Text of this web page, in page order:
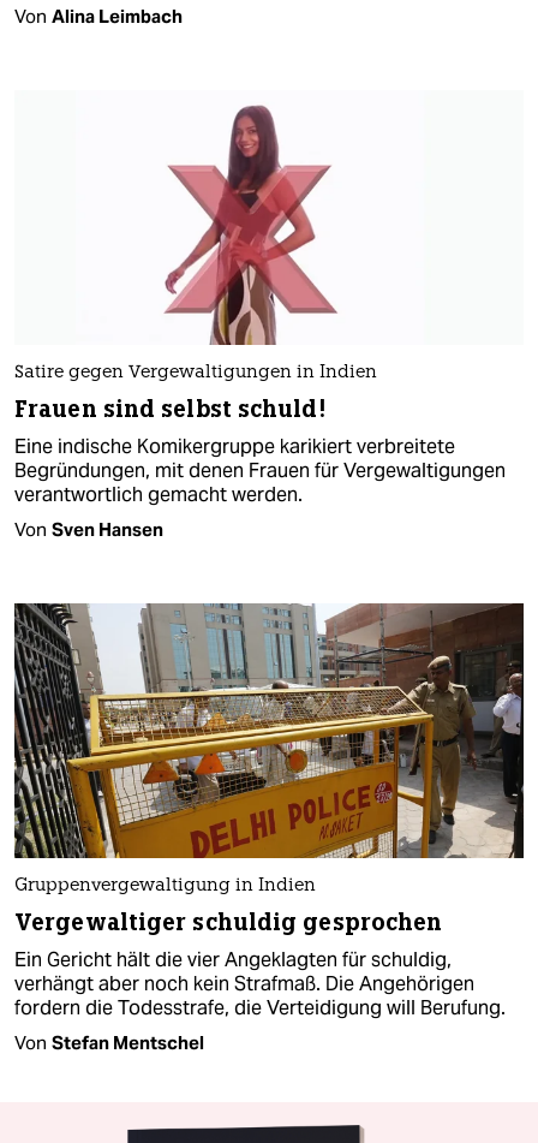
Von Alina Leimbach
Satire gegen Vergewaltigungen in Indien
Frauen sind selbst schuld!
Eine indische Komikergruppe karikiert verbreitete
Begründungen, mit denen Frauen für Vergewaltigungen
verantwortlich gemacht werden.
Von Sven Hansen
Gruppenvergewaltigung in Indien
Vergewaltiger schuldig gesprochen
Ein Gericht hält die vier Angeklagten für schuldig,
verhängt aber noch kein Strafmaß. Die Angehörigen
fordern die Todesstrafe, die Verteidigung will Berufung.
Von Stefan Mentschel